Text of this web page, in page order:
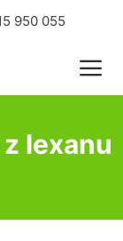
950 055
lexanu